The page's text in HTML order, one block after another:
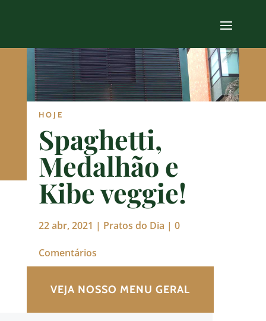
HOJE
Spaghetti,
Medalhão e
Kibe veggie!
22 abr, 2021 | Pratos do Dia | 0
Comentários
VEJA NOSSO MENU GERAL